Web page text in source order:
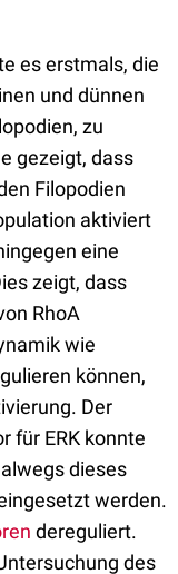
es erstmals, die
und dünnen
zu
gezeigt, dass
Filopodien
aktiviert
eine
zeigt, dass
RhoA
wie
können,
Der
für ERK konnte
dieses
werden.
dereguliert.
des